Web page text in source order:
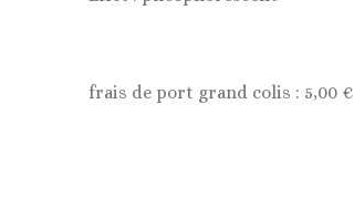
frais de port grand colis : 5,00 €